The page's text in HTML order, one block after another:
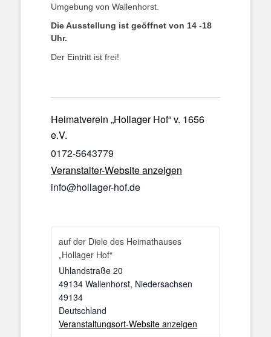
Umgebung von Wallenhorst.
Die Ausstellung ist geöffnet von 14 -18
Uhr.
Der Eintritt ist frei!
Heimatverein „Hollager Hof“ v. 1656
e.V.
0172-5643779
Veranstalter-Website anzeigen
info@hollager-hof.de
auf der Diele des Heimathauses
„Hollager Hof“
Uhlandstraße 20
49134 Wallenhorst, Niedersachsen
49134
Deutschland
Veranstaltungsort-Website anzeigen